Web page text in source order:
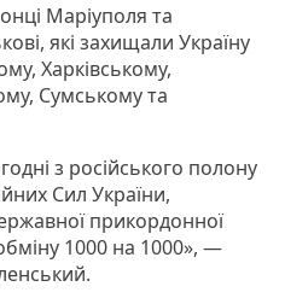
Маріуполя та
які захищали Україну
Харківському,
Сумському та
з російського полону
Сил України,
прикордонної
1000 на 1000», —